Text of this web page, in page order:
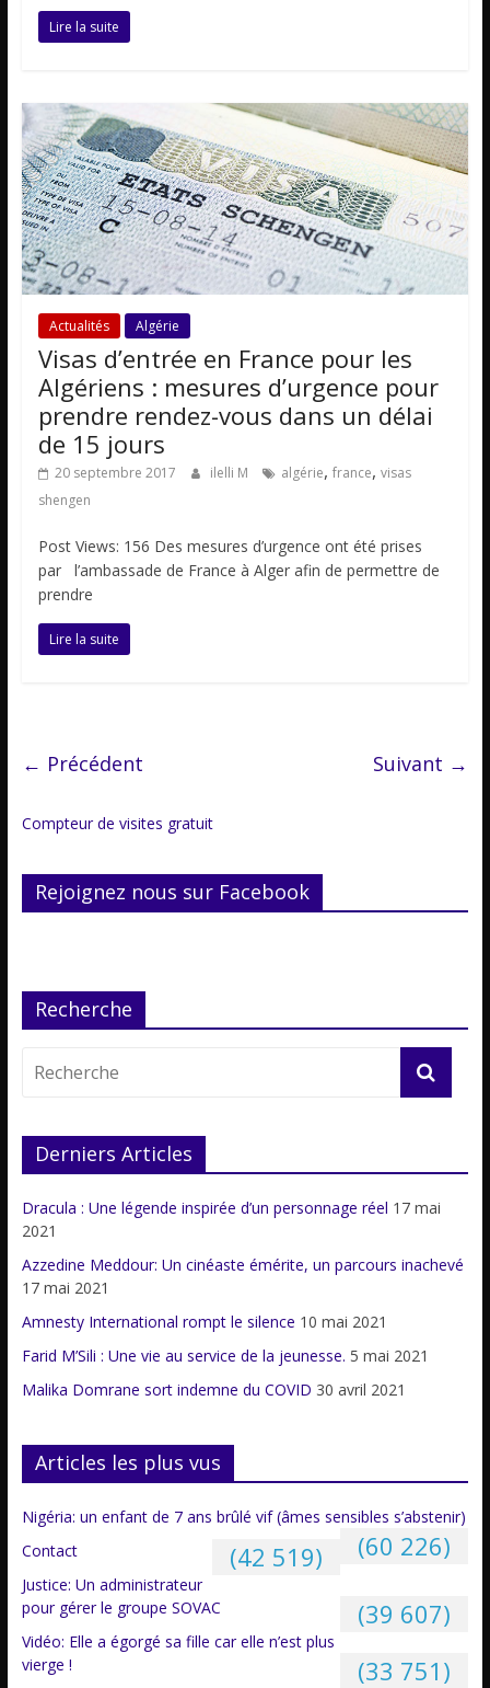
Lire la suite
Actualités Algérie
Visas d’entrée en France pour les
Algériens : mesures d’urgence pour
prendre rendez-vous dans un délai
de 15 jours
20 septembre 2017 ilelli M algérie, france, visas
shengen
Post Views: 156 Des mesures d’urgence ont été prises
par l’ambassade de France à Alger afin de permettre de
prendre
Lire la suite
← Précédent Suivant →
Compteur de visites gratuit
Rejoignez nous sur Facebook
Recherche
Derniers Articles
Dracula : Une légende inspirée d’un personnage réel 17 mai
2021
Azzedine Meddour: Un cinéaste émérite, un parcours inachevé
17 mai 2021
Amnesty International rompt le silence 10 mai 2021
Farid M’Sili : Une vie au service de la jeunesse. 5 mai 2021
Malika Domrane sort indemne du COVID 30 avril 2021
Articles les plus vus
Nigéria: un enfant de 7 ans brûlé vif (âmes sensibles s’abstenir)
(60 226)
Contact (42 519)
Justice: Un administrateur
pour gérer le groupe SOVAC
(39 607)
Vidéo: Elle a égorgé sa fille car elle n’est plus
vierge !
(33 751)